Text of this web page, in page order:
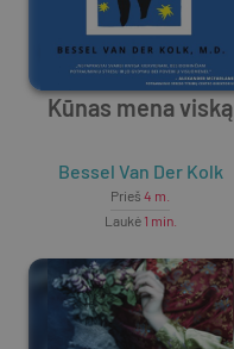
Kūnas mena viską
Bessel Van Der Kolk
Prieš 4 m.
Laukė 1 min.